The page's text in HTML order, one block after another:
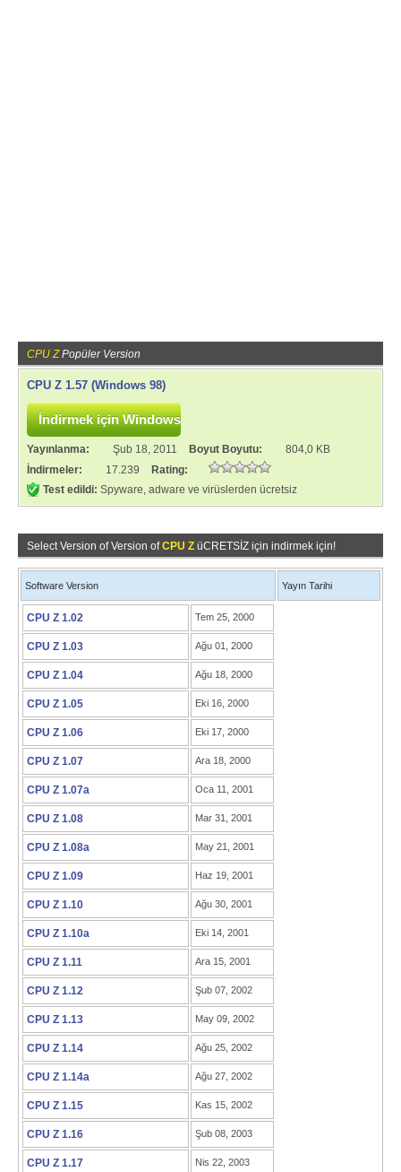
CPU ZPopüler Version
CPU Z 1.57 (Windows 98)
Yayınlanma: Şub 18, 2011 Boyut Boyutu:
804,0 KB
İndirmeler:
17.239
Rating:
Test edildi: Spyware, adware ve virüslerden ücretsiz
Select Version of Version ofCPU Z üCRETSİZ için indirmek için!
Software Version Yayın Tarihi
CPU Z 1.02 Tem 25, 2000
CPU Z 1.03 Ağu 01, 2000
CPU Z 1.04 Ağu 18, 2000
CPU Z 1.05 Eki 16, 2000
CPU Z 1.06 Eki 17, 2000
CPU Z 1.07 Ara 18, 2000
CPU Z 1.07a Oca 11, 2001
CPU Z 1.08 Mar 31, 2001
CPU Z 1.08a May 21, 2001
CPU Z 1.09 Haz 19, 2001
CPU Z 1.10 Ağu 30, 2001
CPU Z 1.10a Eki 14, 2001
CPU Z 1.11 Ara 15, 2001
CPU Z 1.12 Şub 07, 2002
CPU Z 1.13 May 09, 2002
CPU Z 1.14 Ağu 25, 2002
CPU Z 1.14a Ağu 27, 2002
CPU Z 1.15 Kas 15, 2002
CPU Z 1.16 Şub 08, 2003
CPU Z 1.17 Nis 22, 2003